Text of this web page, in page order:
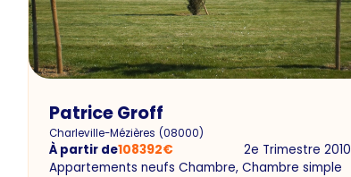
Patrice Groff
Charleville-Mézières (08000)
À partir de108392€
2e Trimestre 2010
Appartements neufs Chambre, Chambre simple